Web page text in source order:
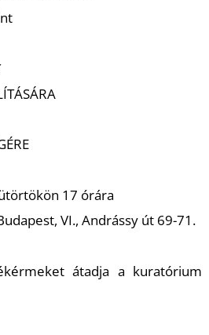
17 órára
VI., Andrássy út 69-71.
átadja a kuratórium